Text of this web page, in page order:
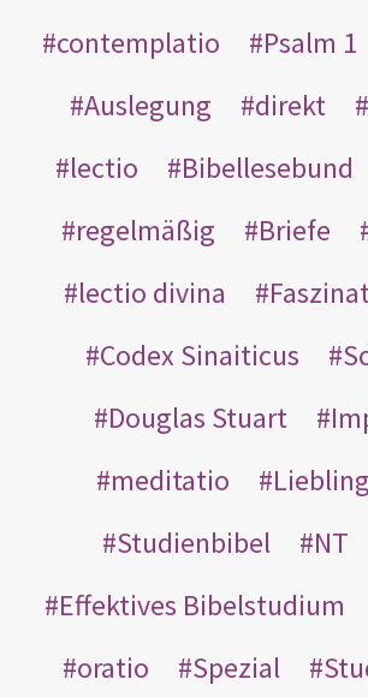
contemplatio
Psalm 1
Auslegung
direkt
lectio
Bibellesebund
regelmäßig
Briefe
lectio divina
Codex Sinaiticus
Douglas Stuart
meditatio
Studienbibel
NT
Effektives Bibelstudium
oratio
Spezial